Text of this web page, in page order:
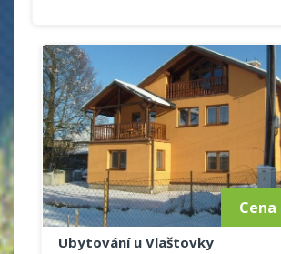
Cena
Ubytování u Vlaštovky